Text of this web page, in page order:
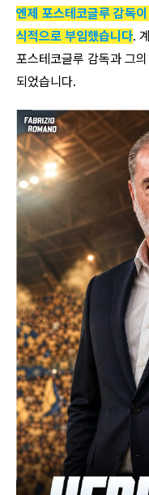
엔제 포스테코글루 감독
식적으로 부임했습니다.
포스테코글루 감독과 그
되었습니다.